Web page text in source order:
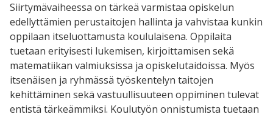
Siirtymävaiheessa on tärkeä varmistaa opiskelun
edellyttämien perustaitojen hallinta ja vahvistaa kunkin
oppilaan itseluottamusta koululaisena. Oppilaita
tuetaan erityisesti lukemisen, kirjoittamisen sekä
matematiikan valmiuksissa ja opiskelutaidoissa. Myös
itsenäisen ja ryhmässä työskentelyn taitojen
kehittäminen sekä vastuullisuuteen oppiminen tulevat
entistä tärkeämmiksi. Koulutyön onnistumista tuetaan